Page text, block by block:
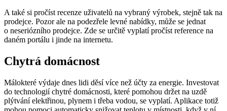
A také si pročíst recenze uživatelů na vybraný výrobek, stejně tak na
prodejce. Pozor ale na podezřele levné nabídky, může se jednat
o neseriózního prodejce. Zde se určitě vyplatí pročíst reference na
daném portálu i jinde na internetu.
Chytrá domácnost
Málokteré výdaje dnes lidi děsí více než účty za energie. Investovat
do technologií chytré domácnosti, které pomohou držet na uzdě
plýtvání elektřinou, plynem i třeba vodou, se vyplatí. Aplikace totiž